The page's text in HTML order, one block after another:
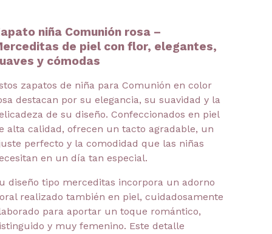
niña Comunión rosa –
de piel con flor, elegantes,
y cómodas
zapatos de niña para Comunión en color
destacan por su elegancia, su suavidad y la
de su diseño. Confeccionados en piel
alta calidad, ofrecen un tacto agradable, un
perfecto y la comodidad que las niñas
en un día tan especial.
diseño tipo merceditas incorpora un adorno
realizado también en piel, cuidadosamente
para aportar un toque romántico,
y muy femenino. Este detalle